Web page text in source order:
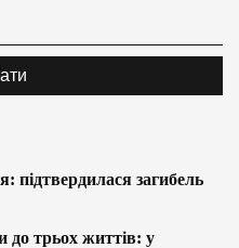
підтвердилася загибель
до трьох життів: у